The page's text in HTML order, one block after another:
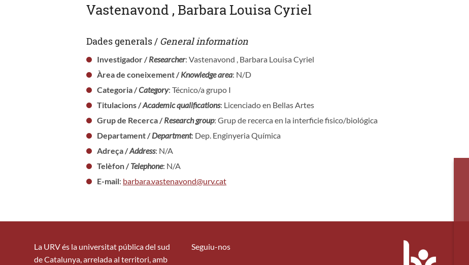
Vastenavond , Barbara Louisa Cyriel
Dades generals / General information
Investigador /Researcher: Vastenavond , Barbara Louisa Cyriel
Àrea de coneixement /Knowledge area: N/D
Categoria /Category: Técnico/a grupo I
Titulacions /Academic qualifications: Licenciado en Bellas Artes
Grup de Recerca /Research group: Grup de recerca en la interficie fisico/biológica
Departament /Department: Dep. Enginyeria Química
Adreça /Address: N/A
Telèfon /Telephone: N/A
E-mail: barbara.vastenavond@urv.cat
La URV és la universitat pública del sud
de Catalunya, arrelada al territori, amb
Seguiu-nos